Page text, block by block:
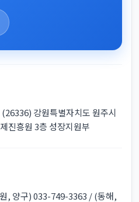
강원특별자치도 원주시
진흥원 3층 성장지원부
, 양구) 033-749-3363 / (동해,